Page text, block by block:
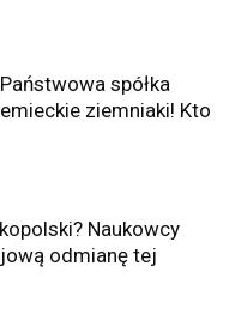
spółka
ziemniaki! Kto
Naukowcy
odmianę tej